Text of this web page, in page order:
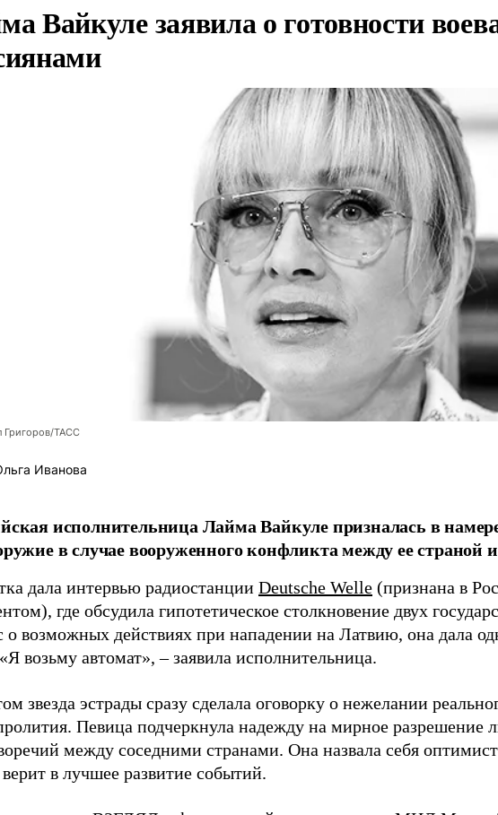
Вайкуле заявила о готовности
Григоров/ТАСС
Иванова
исполнительница Лайма Вайкуле призналась в
в случае вооруженного конфликта между ее страной
дала интервью радиостанции Deutsche Welle (признана в
где обсудила гипотетическое столкновение двух
о возможных действиях при нападении на Латвию, она дала
возьму автомат», – заявила исполнительница.
звезда эстрады сразу сделала оговорку о нежелании
Певица подчеркнула надежду на мирное разрешение
между соседними странами. Она назвала себя
верит в лучшее развитие событий.